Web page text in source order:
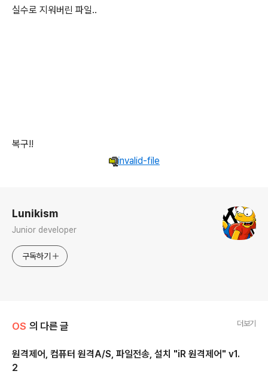
실수로 지워버린 파일..
복구!!
invalid-file
Lunikism
Junior developer
구독하기
OS 의 다른 글 더보기
원격제어, 컴퓨터 원격A/S, 파일전송, 설치 "iR 원격제어" v1.
2